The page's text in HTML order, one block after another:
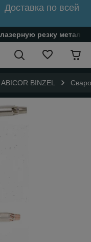
по всей
резку
ABICOR BINZEL